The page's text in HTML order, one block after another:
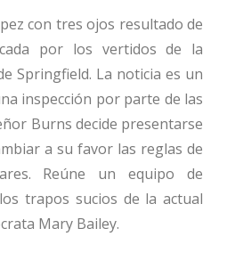
con tres ojos resultado de
por los vertidos de la
Springfield. La noticia es un
inspección por parte de las
Burns decide presentarse
a su favor las reglas de
Reúne un equipo de
trapos sucios de la actual
Mary Bailey.